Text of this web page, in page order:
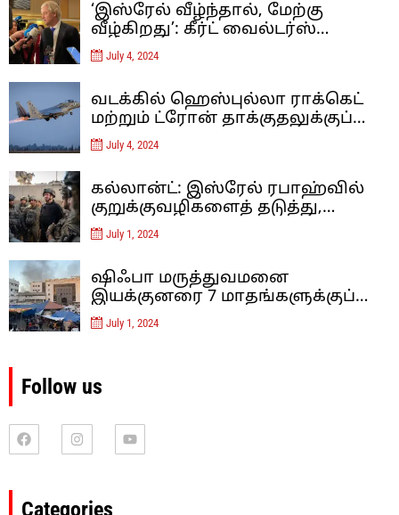
‘இஸ்ரேல் வீழ்ந்தால், மேற்கு
வீழ்கிறது’: கீர்ட் வைல்டர்ஸ்
இஸ்லாம் தீவிரவாதத்திற்கு
எதிரான ஐரோப்பாவின் கடைசி
நிலைப்பாடு – கருத்து
July 4, 2024
வடக்கில் ஹெஸ்புல்லா ராக்கெட்
மற்றும் ட்ரோன் தாக்குதலுக்குப்
பிறகு, இஸ்ரேல் லெபனான் மீது
வான்வழித் தாக்குதல்களை
நடத்தியுள்ளது
July 4, 2024
கல்லான்ட்: இஸ்ரேல் ரபாஹ்வில்
குறுக்குவழிகளைத் தடுத்து,
சுரங்கப்பாதைகளை அழிப்பதன்
மூலம் ஹமாஸை மூச்சுத் திணற
வைக்கிறது.
July 1, 2024
ஷிஃபா மருத்துவமனை
இயக்குனரை 7 மாதங்களுக்குப்
பிறகு இஸ்ரேல் விடுவித்தது
July 1, 2024
Follow us
Categories